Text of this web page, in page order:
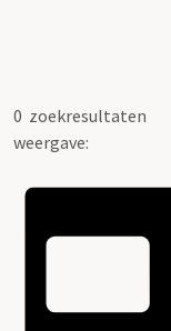
0 zoekresultaten
weergave: